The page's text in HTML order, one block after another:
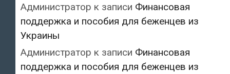
Администратор к записи Финансовая
поддержка и пособия для беженцев из
Украины
Администратор к записи Финансовая
поддержка и пособия для беженцев из